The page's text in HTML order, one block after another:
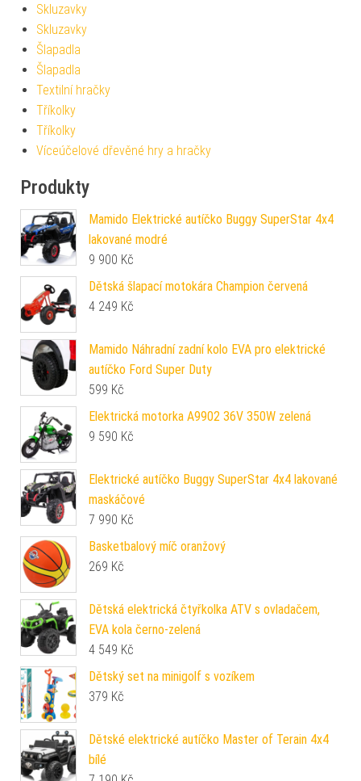
Skluzavky
Skluzavky
Šlapadla
Šlapadla
Textilní hračky
Tříkolky
Tříkolky
Víceúčelové dřevěné hry a hračky
Produkty
Mamido Elektrické autíčko Buggy SuperStar 4x4
lakované modré
9 900 Kč
Dětská šlapací motokára Champion červená
4 249 Kč
Mamido Náhradní zadní kolo EVA pro elektrické
autíčko Ford Super Duty
599 Kč
Elektrická motorka A9902 36V 350W zelená
9 590 Kč
Elektrické autíčko Buggy SuperStar 4x4 lakované
maskáčové
7 990 Kč
Basketbalový míč oranžový
269 Kč
Dětská elektrická čtyřkolka ATV s ovladačem,
EVA kola černo-zelená
4 549 Kč
Dětský set na minigolf s vozíkem
379 Kč
Dětské elektrické autíčko Master of Terain 4x4
bílé